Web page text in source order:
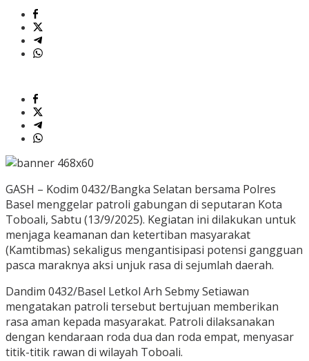
GASH – Kodim 0432/Bangka Selatan bersama Polres
Basel menggelar patroli gabungan di seputaran Kota
Toboali, Sabtu (13/9/2025). Kegiatan ini dilakukan untuk
menjaga keamanan dan ketertiban masyarakat
(Kamtibmas) sekaligus mengantisipasi potensi gangguan
pasca maraknya aksi unjuk rasa di sejumlah daerah.
Dandim 0432/Basel Letkol Arh Sebmy Setiawan
mengatakan patroli tersebut bertujuan memberikan
rasa aman kepada masyarakat. Patroli dilaksanakan
dengan kendaraan roda dua dan roda empat, menyasar
titik-titik rawan di wilayah Toboali.